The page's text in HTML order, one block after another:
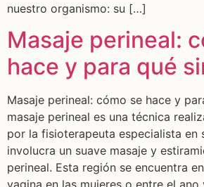
nuestro organismo: su […]
Masaje perineal:
hace y para qué
Masaje perineal: cómo se hace y
masaje perineal es una técnica
por la fisioterapeuta especialista en
involucra un suave masaje y
perineal. Esta región se encuentra